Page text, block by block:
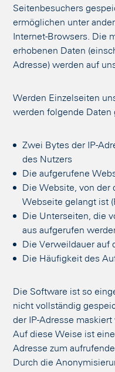
Seitenbesuchers
ermöglichen unter
Internet-Browsers. Die
erhobenen Daten
Adresse) werden auf
Werden Einzelseiten
werden folgende Daten
Zwei Bytes der IP-
des Nutzers
Die aufgerufene
Die Website, von der
Webseite gelangt ist
Die Unterseiten, die
aus aufgerufen
Die Verweildauer auf
Die Häufigkeit des
Die Software ist so
nicht vollständig
der IP-Adresse
Auf diese Weise ist
Adresse zum
Durch die